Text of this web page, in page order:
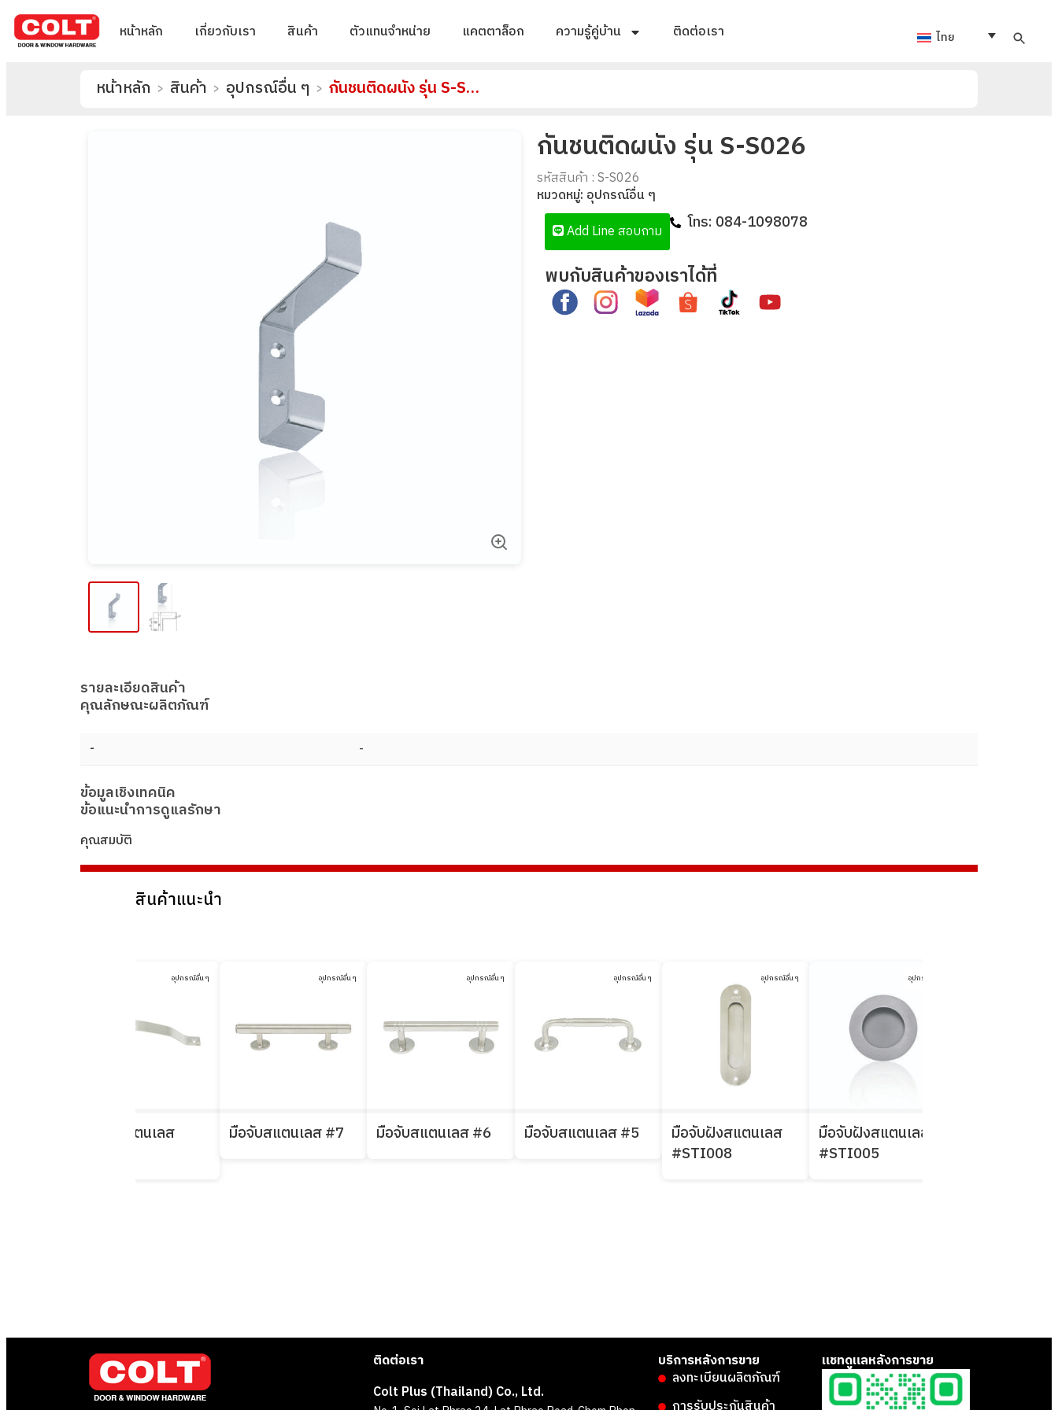
หน้าหลัก เกี่ยวกับเรา สินค้า ตัวแทนจำหน่าย แคตตาล็อก ความรู้คู่บ้าน ติดต่อเรา ไทย
หน้าหลัก > สินค้า > อุปกรณ์อื่น ๆ > กันชนติดผนัง รุ่น S-S026
กันชนติดผนัง รุ่น S-S026
รหัสสินค้า : S-S026
หมวดหมู่: อุปกรณ์อื่น ๆ
Add Line สอบถาม
โทร: 084-1098078
พบกับสินค้าของเราได้ที่
รายละเอียดสินค้า
คุณลักษณะผลิตภัณฑ์
- -
ข้อมูลเชิงเทคนิค
ข้อแนะนำการดูแลรักษา
คุณสมบัติ
สินค้าแนะนำ
อุปกรณ์อื่น ๆ
มือจับสแตนเลส
อุปกรณ์อื่น ๆ
มือจับสแตนเลส #7
อุปกรณ์อื่น ๆ
มือจับสแตนเลส #6
อุปกรณ์อื่น ๆ
มือจับสแตนเลส #5
อุปกรณ์อื่น ๆ
มือจับฝังสแตนเลส
#STI008
อุปกรณ์อื่น ๆ
มือจับฝังสแตนเลส
#STI005
ติดต่อเรา
Colt Plus (Thailand) Co., Ltd.
บริการหลังการขาย
ลงทะเบียนผลิตภัณฑ์
แชทดูแลหลังการขาย